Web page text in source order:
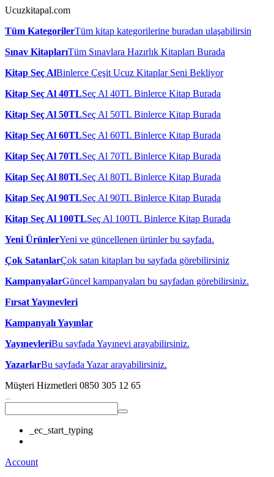
Ucuzkitapal.com
Tüm KategorilerTüm kitap kategorilerine buradan ulaşabilirsin
Sınav KitaplarıTüm Sınavlara Hazırlık Kitapları Burada
Kitap Seç AlBinlerce Çeşit Ucuz Kitaplar Seni Bekliyor
Kitap Seç Al 40TLSeç Al 40TL Binlerce Kitap Burada
Kitap Seç Al 50TLSeç Al 50TL Binlerce Kitap Burada
Kitap Seç Al 60TLSeç Al 60TL Binlerce Kitap Burada
Kitap Seç Al 70TLSeç Al 70TL Binlerce Kitap Burada
Kitap Seç Al 80TLSeç Al 80TL Binlerce Kitap Burada
Kitap Seç Al 90TLSeç Al 90TL Binlerce Kitap Burada
Kitap Seç Al 100TLSeç Al 100TL Binlerce Kitap Burada
Yeni ÜrünlerYeni ve güncellenen ürünler bu sayfada.
Çok SatanlarÇok satan kitapları bu sayfada görebilirsiniz
KampanyalarGüncel kampanyaları bu sayfadan görebilirsiniz.
Fırsat Yayınevleri
Kampanyalı Yayınlar
YayınevleriBu sayfada Yayınevi arayabilirsiniz.
YazarlarBu sayfada Yazar arayabilirsiniz.
Müşteri Hizmetleri 0850 305 12 65
_ec_start_typing
Account